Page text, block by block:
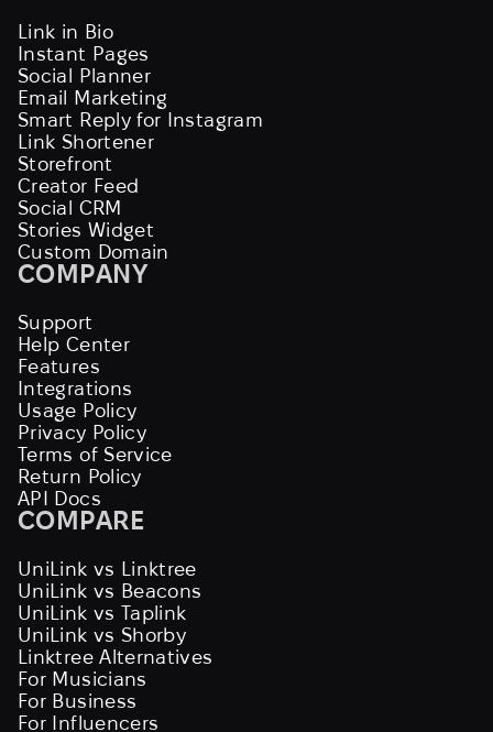
Link in Bio
Instant Pages
Social Planner
Email Marketing
Smart Reply for Instagram
Link Shortener
Storefront
Creator Feed
Social CRM
Stories Widget
Custom Domain
COMPANY
Support
Help Center
Features
Integrations
Usage Policy
Privacy Policy
Terms of Service
Return Policy
API Docs
COMPARE
UniLink vs Linktree
UniLink vs Beacons
UniLink vs Taplink
UniLink vs Shorby
Linktree Alternatives
For Musicians
For Business
For Influencers